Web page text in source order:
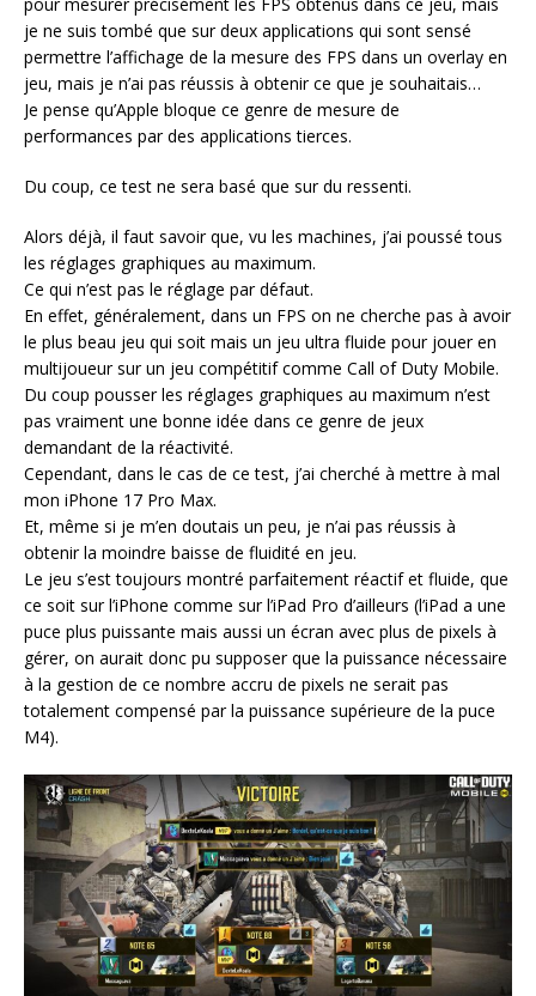
je ne suis tombé que sur deux applications qui sont sensé
permettre l’affichage de la mesure des FPS dans un overlay en
jeu, mais je n’ai pas réussis à obtenir ce que je souhaitais…
Je pense qu’Apple bloque ce genre de mesure de
performances par des applications tierces.
Du coup, ce test ne sera basé que sur du ressenti.
Alors déjà, il faut savoir que, vu les machines, j’ai poussé tous
les réglages graphiques au maximum.
Ce qui n’est pas le réglage par défaut.
En effet, généralement, dans un FPS on ne cherche pas à avoir
le plus beau jeu qui soit mais un jeu ultra fluide pour jouer en
multijoueur sur un jeu compétitif comme Call of Duty Mobile.
Du coup pousser les réglages graphiques au maximum n’est
pas vraiment une bonne idée dans ce genre de jeux
demandant de la réactivité.
Cependant, dans le cas de ce test, j’ai cherché à mettre à mal
mon iPhone 17 Pro Max.
Et, même si je m’en doutais un peu, je n’ai pas réussis à
obtenir la moindre baisse de fluidité en jeu.
Le jeu s’est toujours montré parfaitement réactif et fluide, que
ce soit sur l’iPhone comme sur l’iPad Pro d’ailleurs (l’iPad a une
puce plus puissante mais aussi un écran avec plus de pixels à
gérer, on aurait donc pu supposer que la puissance nécessaire
à la gestion de ce nombre accru de pixels ne serait pas
totalement compensé par la puissance supérieure de la puce
M4).